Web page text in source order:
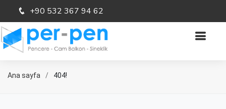
+90 532 367 94 62
Ana sayfa 404!